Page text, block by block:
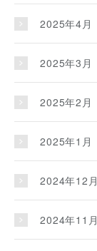
2025年4月
2025年3月
2025年2月
2025年1月
2024年12月
2024年11月